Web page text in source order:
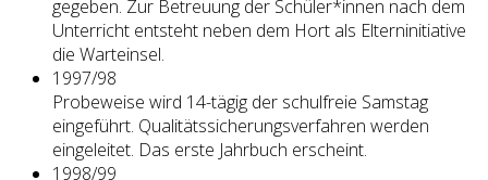
gegeben. Zur Betreuung der Schüler*innen nach dem
Unterricht entsteht neben dem Hort als Elterninitiative
die Warteinsel.
1997/98
Probeweise wird 14-tägig der schulfreie Samstag
eingeführt. Qualitätssicherungsverfahren werden
eingeleitet. Das erste Jahrbuch erscheint.
1998/99